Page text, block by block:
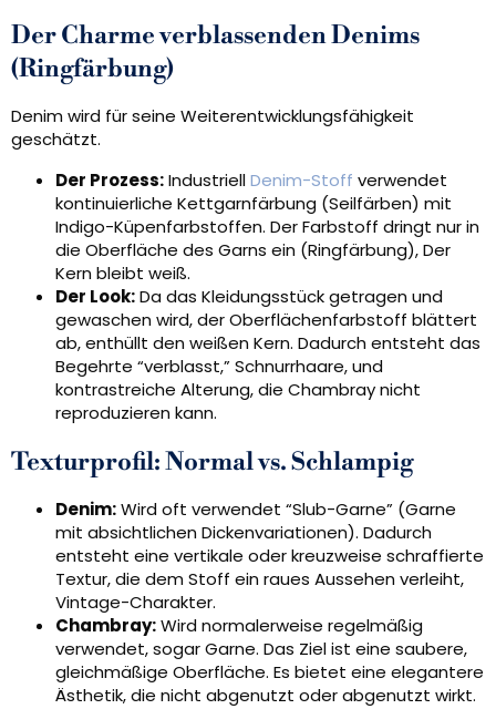
Der Charme verblassenden Denims
(Ringfärbung)
Denim wird für seine Weiterentwicklungsfähigkeit
geschätzt.
Der Prozess:IndustriellDenim-Stoff verwendet
kontinuierliche Kettgarnfärbung (Seilfärben) mit
Indigo-Küpenfarbstoffen. Der Farbstoff dringt nur in
die Oberfläche des Garns ein (Ringfärbung), Der
Kern bleibt weiß.
Der Look:Da das Kleidungsstück getragen und
gewaschen wird, der Oberflächenfarbstoff blättert
ab, enthüllt den weißen Kern. Dadurch entsteht das
Begehrte “verblasst,” Schnurrhaare, und
kontrastreiche Alterung, die Chambray nicht
reproduzieren kann.
Texturprofil: Normal vs. Schlampig
Denim:Wird oft verwendet “Slub-Garne” (Garne
mit absichtlichen Dickenvariationen). Dadurch
entsteht eine vertikale oder kreuzweise schraffierte
Textur, die dem Stoff ein raues Aussehen verleiht,
Vintage-Charakter.
Chambray:Wird normalerweise regelmäßig
verwendet, sogar Garne. Das Ziel ist eine saubere,
gleichmäßige Oberfläche. Es bietet eine elegantere
Ästhetik, die nicht abgenutzt oder abgenutzt wirkt.